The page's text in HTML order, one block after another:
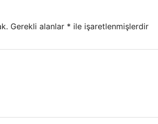
Gerekli alanlar * ile işaretlenmişlerdir